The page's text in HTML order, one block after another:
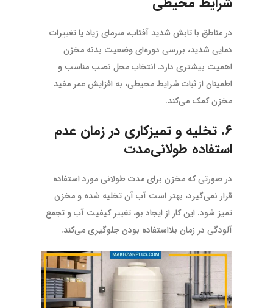
در مناطق با تابش شدید آفتاب، سرمای زیاد یا تغییرات
دمایی شدید، بررسی دوره‌ای وضعیت بدنه مخزن
اهمیت بیشتری دارد. انتخاب محل نصب مناسب و
اطمینان از ثبات شرایط محیطی، به افزایش عمر مفید
مخزن کمک می‌کند.
۶. تخلیه و تمیزکاری در زمان عدم
استفاده طولانی‌مدت
در صورتی که مخزن برای مدت طولانی مورد استفاده
قرار نمی‌گیرد، بهتر است آب آن تخلیه شده و مخزن
تمیز شود. این کار از ایجاد بو، تغییر کیفیت آب و تجمع
آلودگی در زمان بلااستفاده بودن جلوگیری می‌کند.